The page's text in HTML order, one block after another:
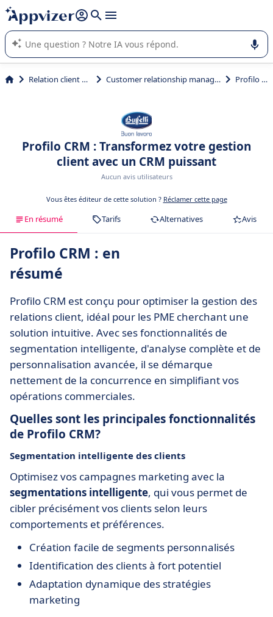
répondre (plusieurs lignes avec
L'IA de Appvizer vous guide dans l'utilisation ou la sélection de
logiciel SaaS en entreprise.
Relation client et vente Customer relationship management (CRM) Profilo CRM
Profilo CRM : Transformez votre gestion
client avec un CRM puissant
Aucun avis utilisateurs
Vous êtes éditeur de cette solution ? Réclamer cette page
En résumé Tarifs Alternatives Avis
Profilo CRM : en
résumé
Profilo CRM est conçu pour optimiser la gestion des
relations client, idéal pour les PME cherchant une
solution intuitive. Avec ses fonctionnalités de
segmentation intelligente, d'analyse complète et de
personnalisation avancée, il se démarque
nettement de la concurrence en simplifiant vos
opérations commerciales.
Quelles sont les principales fonctionnalités
de Profilo CRM?
Segmentation intelligente des clients
Optimisez vos campagnes marketing avec la
segmentations intelligente, qui vous permet de
cibler précisément vos clients selon leurs
comportements et préférences.
Création facile de segments personnalisés
Identification des clients à fort potentiel
Adaptation dynamique des stratégies
marketing